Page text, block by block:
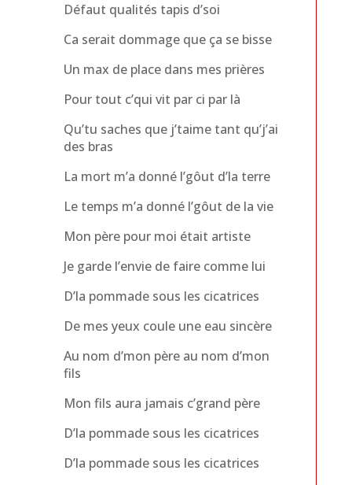
Défaut qualités tapis d’soi
Ca serait dommage que ça se bisse
Un max de place dans mes prières
Pour tout c’qui vit par ci par là
Qu’tu saches que j’taime tant qu’j’ai
des bras
La mort m’a donné l’gôut d’la terre
Le temps m’a donné l’gôut de la vie
Mon père pour moi était artiste
Je garde l’envie de faire comme lui
D’la pommade sous les cicatrices
De mes yeux coule une eau sincère
Au nom d’mon père au nom d’mon
fils
Mon fils aura jamais c’grand père
D’la pommade sous les cicatrices
D’la pommade sous les cicatrices